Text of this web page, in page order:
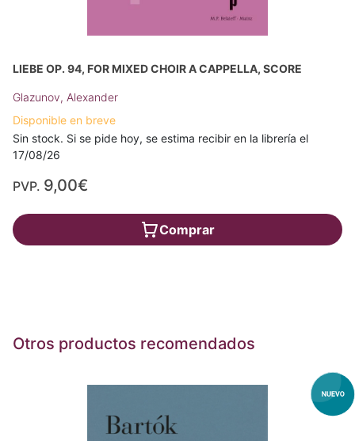
LIEBE OP. 94, FOR MIXED CHOIR A CAPPELLA, SCORE
Glazunov, Alexander
Disponible en breve
Sin stock. Si se pide hoy, se estima recibir en la librería el
17/08/26
PVP. 9,00€
Comprar
Otros productos recomendados